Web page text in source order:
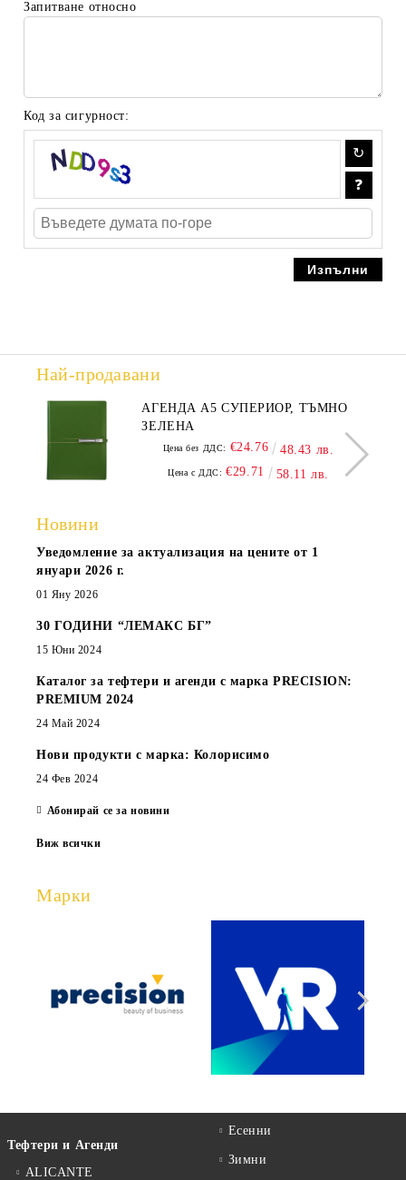
Запитване относно
Код за сигурност:
Най-продавани
АГЕНДА А5 СУПЕРИОР, ТЪМНО
ЗЕЛЕНА
Цена без ДДС: €24.76 48.43 лв.
Цена с ДДС: €29.71 58.11 лв.
Новини
Уведомление за актуализация на цените от 1
януари 2026 г.
01 Яну 2026
30 ГОДИНИ “ЛЕМАКС БГ”
15 Юни 2024
Каталог за тефтери и агенди с марка PRECISION:
PREMIUM 2024
24 Май 2024
Нови продукти с марка: Колорисимо
24 Фев 2024
Абонирай се за новини
Виж всички
Марки
Тефтери и Агенди
ALICANTE
Есенни
Зимни